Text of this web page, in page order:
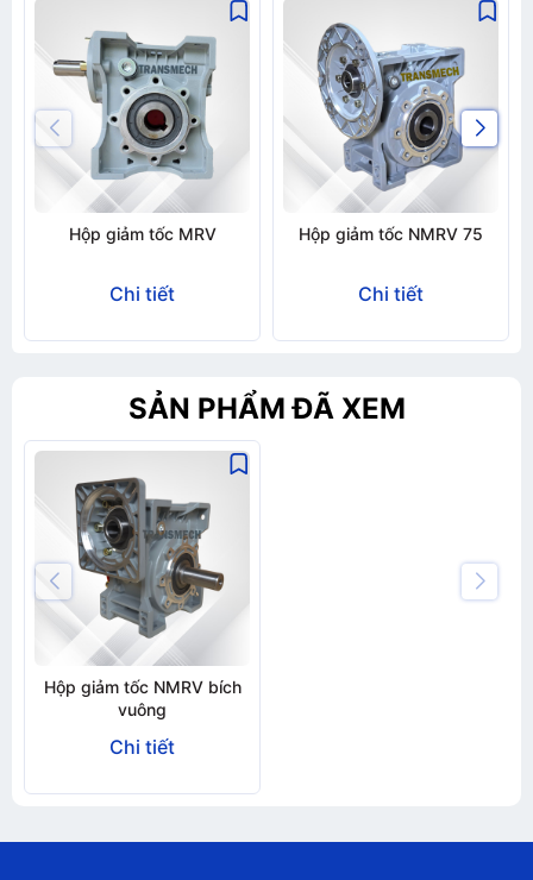
Hộp giảm tốc MRV
Chi tiết
Hộp giảm tốc NMRV 75
Chi tiết
SẢN PHẨM ĐÃ XEM
Hộp giảm tốc NMRV bích
vuông
Chi tiết